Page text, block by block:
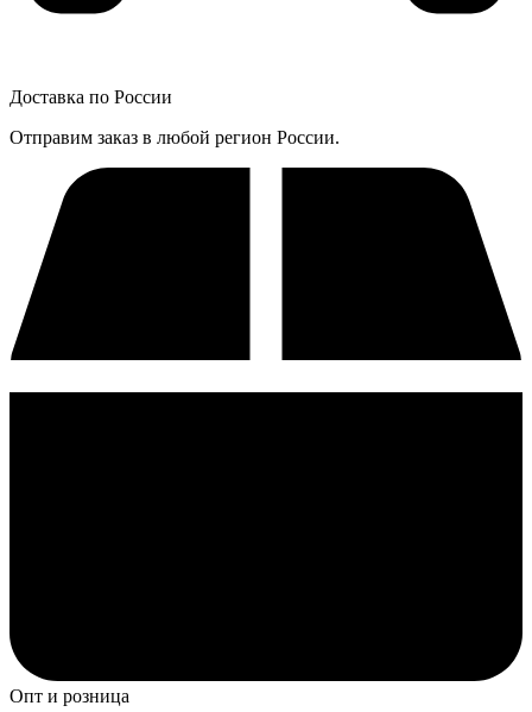
Доставка по России
Отправим заказ в любой регион России.
Опт и розница